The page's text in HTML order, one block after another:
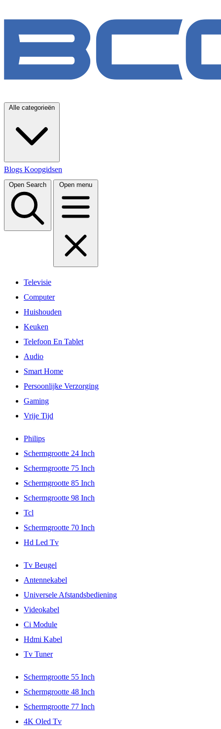
Alle categorieën
Blogs Koopgidsen
Open Search Open menu
Televisie
Computer
Huishouden
Keuken
Telefoon En Tablet
Audio
Smart Home
Persoonlijke Verzorging
Gaming
Vrije Tijd
Philips
Schermgrootte 24 Inch
Schermgrootte 75 Inch
Schermgrootte 85 Inch
Schermgrootte 98 Inch
Tcl
Schermgrootte 70 Inch
Hd Led Tv
Tv Beugel
Antennekabel
Universele Afstandsbediening
Videokabel
Ci Module
Hdmi Kabel
Tv Tuner
Schermgrootte 55 Inch
Schermgrootte 48 Inch
Schermgrootte 77 Inch
4K Oled Tv